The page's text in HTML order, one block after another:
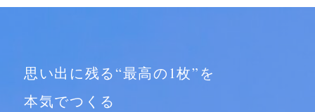
思い出に残る“最高の1枚”を
本気でつくる